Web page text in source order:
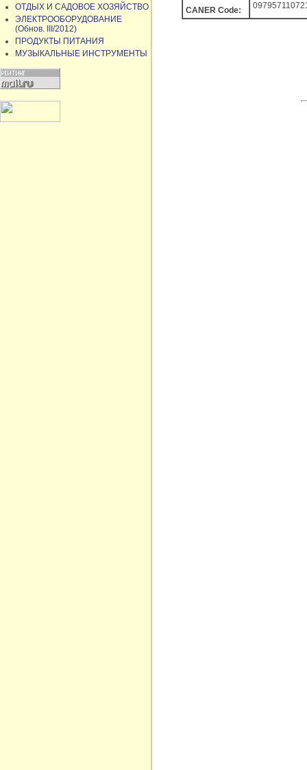
CANER Code:
ОТДЫХ И САДОВОЕ ХОЗЯЙСТВО
ЭЛЕКТРООБОРУДОВАНИЕ
(Обнов. III/2012)
ПРОДУКТЫ ПИТАНИЯ
МУЗЫКАЛЬНЫЕ ИНСТРУМЕНТЫ